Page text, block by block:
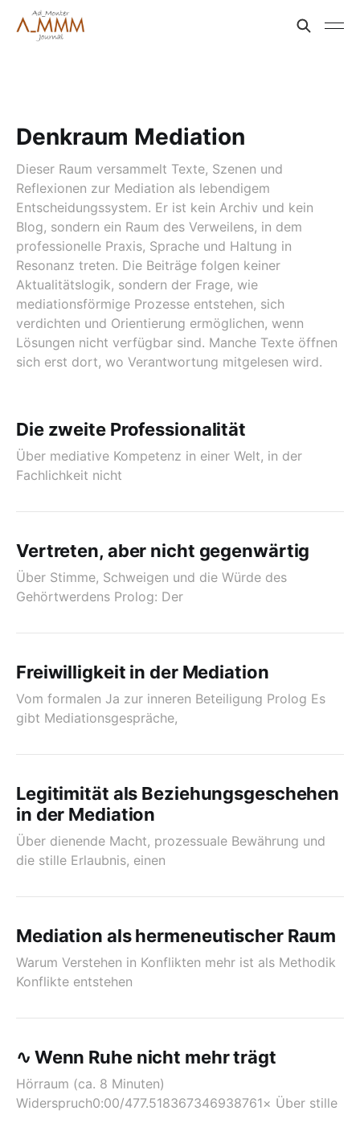
Denkraum Mediation
Dieser Raum versammelt Texte, Szenen und
Reflexionen zur Mediation als lebendigem
Entscheidungssystem. Er ist kein Archiv und kein
Blog, sondern ein Raum des Verweilens, in dem
professionelle Praxis, Sprache und Haltung in
Resonanz treten. Die Beiträge folgen keiner
Aktualitätslogik, sondern der Frage, wie
mediationsförmige Prozesse entstehen, sich
verdichten und Orientierung ermöglichen, wenn
Lösungen nicht verfügbar sind. Manche Texte öffnen
sich erst dort, wo Verantwortung mitgelesen wird.
Die zweite Professionalität
Über mediative Kompetenz in einer Welt, in der
Fachlichkeit nicht
Vertreten, aber nicht gegenwärtig
Über Stimme, Schweigen und die Würde des
Gehörtwerdens Prolog: Der
Freiwilligkeit in der Mediation
Vom formalen Ja zur inneren Beteiligung Prolog Es
gibt Mediationsgespräche,
Legitimität als Beziehungsgeschehen
in der Mediation
Über dienende Macht, prozessuale Bewährung und
die stille Erlaubnis, einen
Mediation als hermeneutischer Raum
Warum Verstehen in Konflikten mehr ist als Methodik
Konflikte entstehen
∿ Wenn Ruhe nicht mehr trägt
Hörraum (ca. 8 Minuten)
Widerspruch0:00/477.518367346938761× Über stille